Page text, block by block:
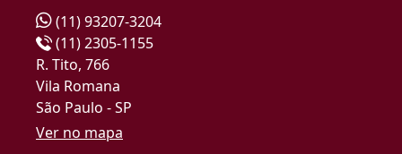
(11) 93207-3204
(11) 2305-1155
R. Tito, 766
Vila Romana
São Paulo - SP
Ver no mapa